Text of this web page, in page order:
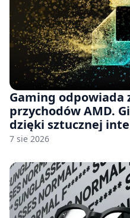
Gaming odpowiada
przychodów AMD.
dzięki sztucznej
7 sie 2026